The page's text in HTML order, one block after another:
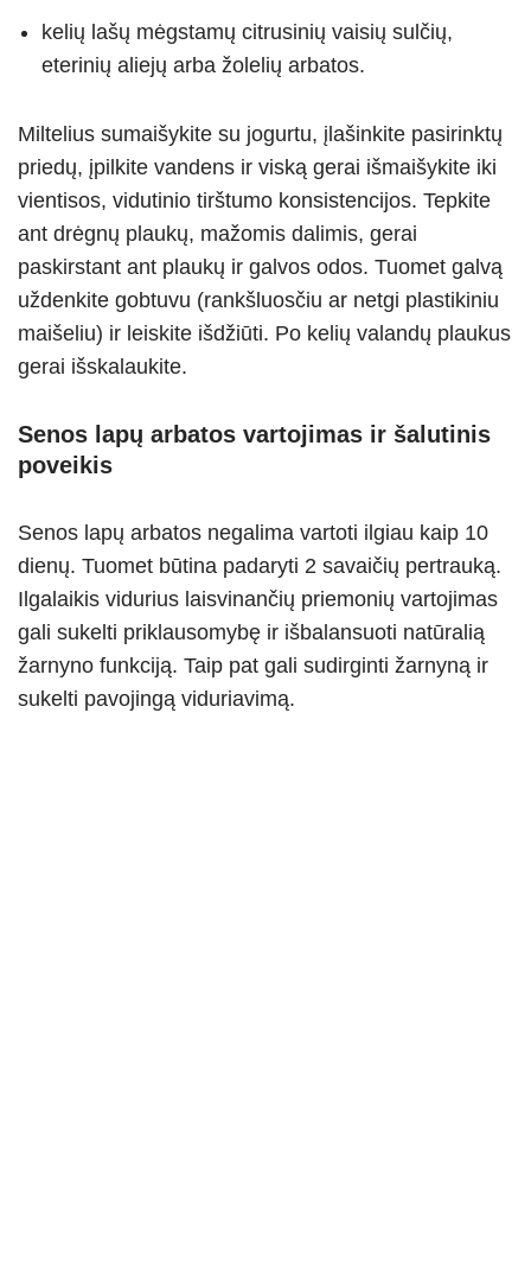
kelių lašų mėgstamų citrusinių vaisių sulčių,
eterinių aliejų arba žolelių arbatos.
Miltelius sumaišykite su jogurtu, įlašinkite pasirinktų
priedų, įpilkite vandens ir viską gerai išmaišykite iki
vientisos, vidutinio tirštumo konsistencijos. Tepkite
ant drėgnų plaukų, mažomis dalimis, gerai
paskirstant ant plaukų ir galvos odos. Tuomet galvą
uždenkite gobtuvu (rankšluosčiu ar netgi plastikiniu
maišeliu) ir leiskite išdžiūti. Po kelių valandų plaukus
gerai išskalaukite.
Senos lapų arbatos vartojimas ir šalutinis
poveikis
Senos lapų arbatos negalima vartoti ilgiau kaip 10
dienų. Tuomet būtina padaryti 2 savaičių pertrauką.
Ilgalaikis vidurius laisvinančių priemonių vartojimas
gali sukelti priklausomybę ir išbalansuoti natūralią
žarnyno funkciją. Taip pat gali sudirginti žarnyną ir
sukelti pavojingą viduriavimą.